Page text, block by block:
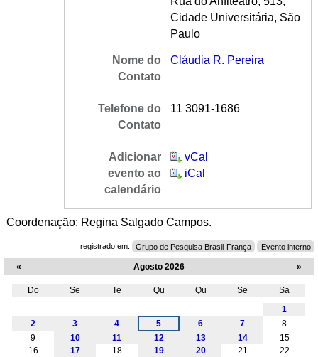
Cidade Universitária, São
Paulo
Nome do
Contato
Cláudia R. Pereira
Telefone do
Contato
11 3091-1686
Adicionar
evento ao
calendário
vCal
iCal
Coordenação: Regina Salgado Campos.
registrado em: Grupo de Pesquisa Brasil-França Evento interno
« Agosto 2026 »
Do Se Te Qu Qu Se
Sa
1
2
3 4 5 6 7
8
9
10 11 12 13 14
15
16
17 18 19 20 21
22